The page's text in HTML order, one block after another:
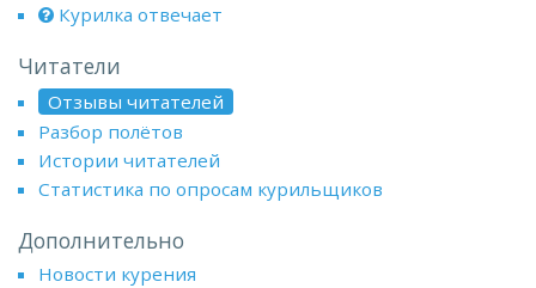
Курилка отвечает
Читатели
Отзывы читателей
Разбор полётов
Истории читателей
Статистика по опросам курильщиков
Дополнительно
Новости курения